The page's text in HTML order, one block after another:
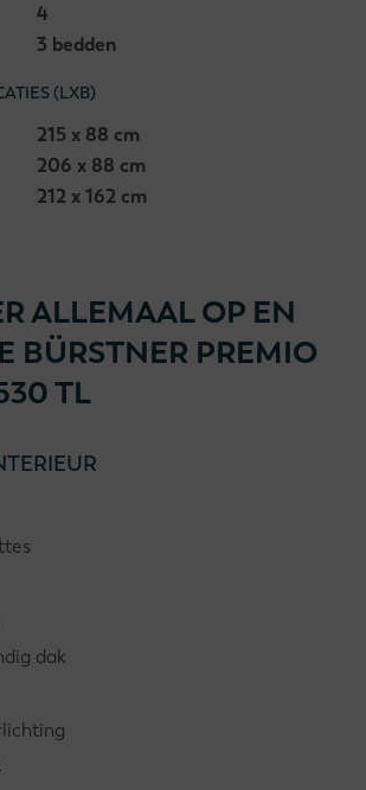
4
3 bedden
(LXB)
215 x 88 cm
206 x 88 cm
212 x 162 cm
ALLEMAAL OP EN
BÜRSTNER PREMIO
TL
dak